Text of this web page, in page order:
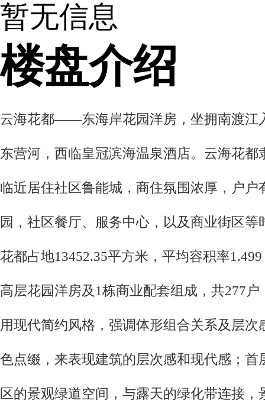
暂无信息
楼盘介绍
云海花都——东海岸花园洋房，坐拥南渡江
东营河，西临皇冠滨海温泉酒店。云海花
临近居住社区鲁能城，商住氛围浓厚，户
园，社区餐厅、服务中心，以及商业街区
花都占地13452.35平方米，平均容积率
高层花园洋房及1栋商业配套组成，共277
用现代简约风格，强调体形组合关系及层
色点缀，来表现建筑的层次感和现代感；
区的景观绿道空间，与露天的绿化带连接